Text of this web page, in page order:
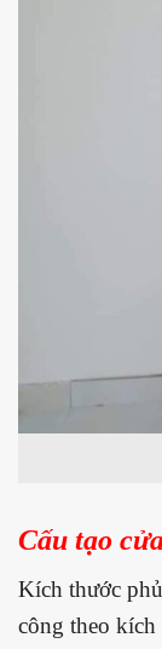
Cấu tạo
Kích thước
công theo